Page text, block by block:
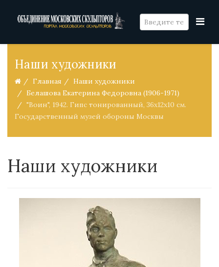
Наши художники
Главная
Наши художники
Белашова Екатерина Федоровна (1906-1971)
"Воин", 1942. Гипс тонированный, 36х12х10 см.
Государственный музей обороны Москвы
Наши художники